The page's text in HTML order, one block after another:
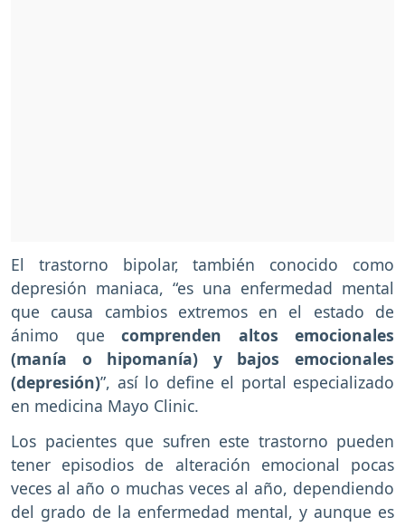
El trastorno bipolar, también conocido como
depresión maniaca, “es una enfermedad mental
que causa cambios extremos en el estado de
ánimo que comprenden altos emocionales
(manía o hipomanía) y bajos emocionales
(depresión)”, así lo define el portal especializado
en medicina Mayo Clinic.
Los pacientes que sufren este trastorno pueden
tener episodios de alteración emocional pocas
veces al año o muchas veces al año, dependiendo
del grado de la enfermedad mental, y aunque es